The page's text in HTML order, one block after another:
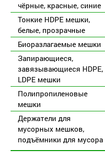
чёрные, красные, синие
Тонкие HDPE мешки,
белыe, прозрачныe
Биоразлагаемые мешки
Запирающиеся,
завязывающиеся HDPE,
LDPE мешки
Полипропиленовые
мешки
Держатели для
мусорных мешков,
подъёмники для мусора